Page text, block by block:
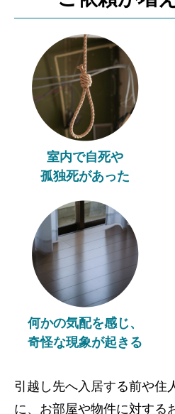
室内で自死や
孤独死があった
何かの気配を感じ、
奇怪な現象が起きる
引越し先へ入居する前や住
に、お部屋や物件に対する